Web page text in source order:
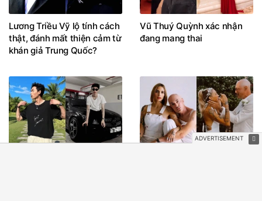
Lương Triều Vỹ lộ tính cách
thật, đánh mất thiện cảm từ
khán giả Trung Quốc?
Vũ Thuý Quỳnh xác nhận
đang mang thai